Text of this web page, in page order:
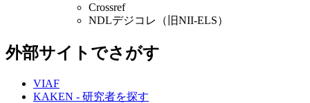
Crossref
NDLデジコレ（旧NII-ELS）
外部サイトでさがす
VIAF
KAKEN - 研究者を探す